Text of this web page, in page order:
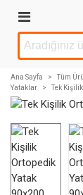
Ana Sayfa > Tüm
Yataklar
> Tek